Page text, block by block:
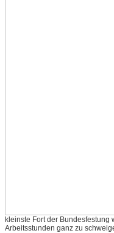
kleinste Fort der Bundesfestung
Arbeitsstunden ganz zu